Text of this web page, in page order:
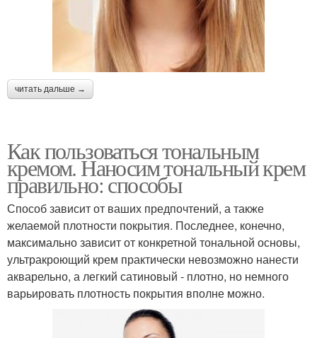
читать дальше →
Как пользоваться тональным
кремом. Наносим тональный крем
правильно: способы
Способ зависит от ваших предпочтений, а также
желаемой плотности покрытия. Последнее, конечно,
максимально зависит от конкретной тональной основы,
ультракроющий крем практически невозможно нанести
акварельно, а легкий сатиновый - плотно, но немного
варьировать плотность покрытия вполне можно.